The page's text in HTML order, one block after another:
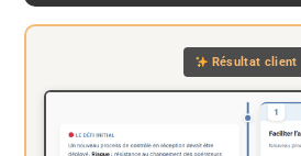
Résultat client